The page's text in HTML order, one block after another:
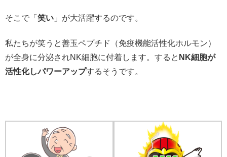
そこで「 笑い 」が大活躍するのです。
私たちが笑うと善玉ペプチド（免疫機能活性化ホルモン）
が全身に分泌されNK細胞に付着します。すると NK細胞が
活性化しパワーアップするそうです。